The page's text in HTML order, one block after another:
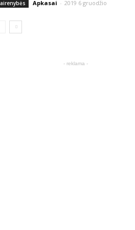
Apkasai - 2019 6 gruodžio
- reklama -